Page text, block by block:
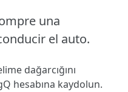
una
el auto.
dağarcığını
hesabına kaydolun.